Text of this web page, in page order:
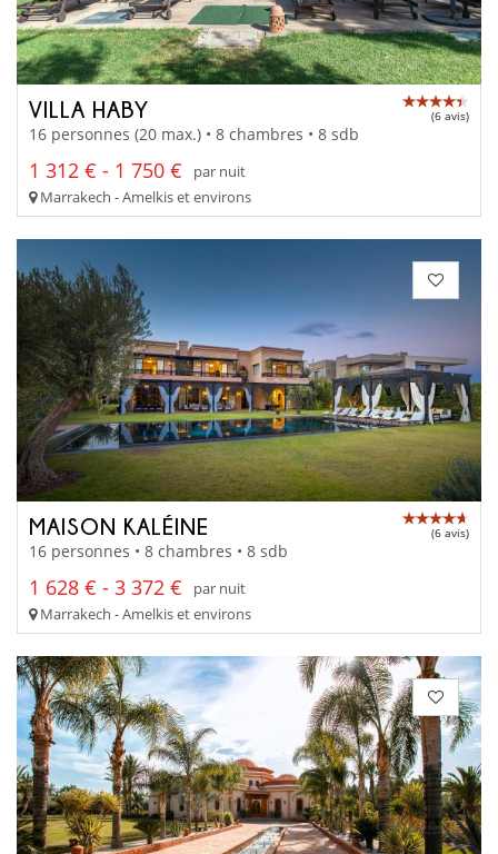
VILLA HABY (6 avis)
16 personnes (20 max.) • 8 chambres • 8 sdb
1 312 € - 1 750 €
par nuit
Marrakech - Amelkis et environs
MAISON KALÉINE (6 avis)
16 personnes • 8 chambres • 8 sdb
1 628 € - 3 372 €
par nuit
Marrakech - Amelkis et environs